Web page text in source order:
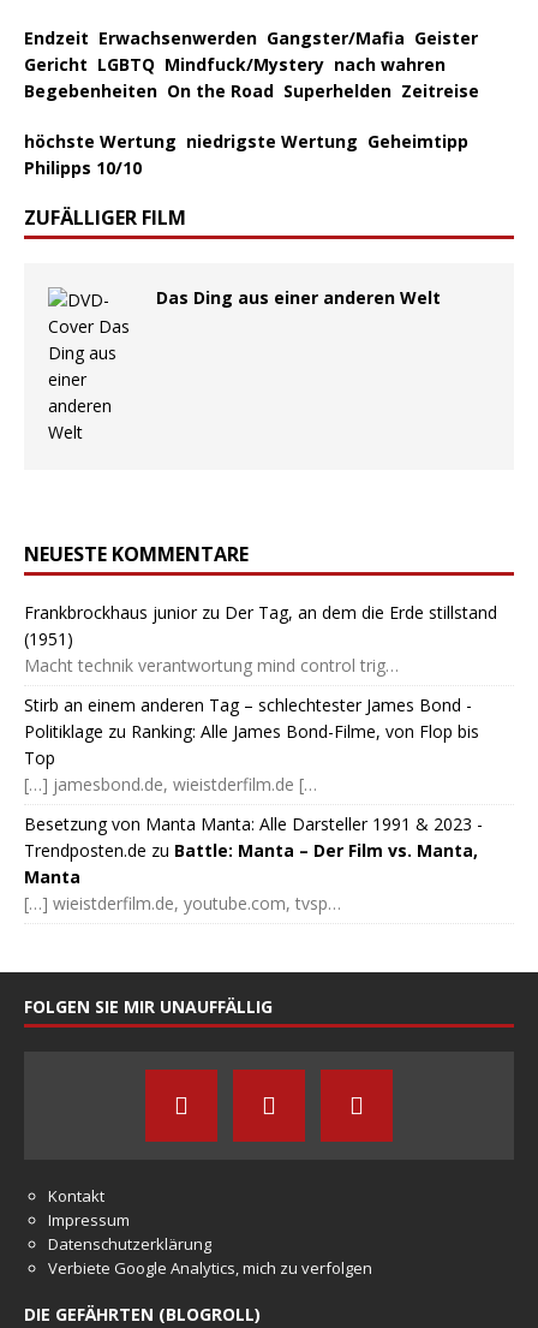
Endzeit Erwachsenwerden Gangster/Mafia Geister
Gericht LGBTQ Mindfuck/Mystery nach wahren
Begebenheiten On the Road Superhelden Zeitreise
höchste Wertung niedrigste Wertung Geheimtipp
Philipps 10/10
ZUFÄLLIGER FILM
Das Ding aus einer anderen Welt
NEUESTE KOMMENTARE
Frankbrockhaus junior zu Der Tag, an dem die Erde stillstand
(1951)
Macht technik verantwortung mind control trig…
Stirb an einem anderen Tag – schlechtester James Bond -
Politiklage zu Ranking: Alle James Bond-Filme, von Flop bis
Top
[…] jamesbond.de, wieistderfilm.de […
Besetzung von Manta Manta: Alle Darsteller 1991 & 2023 -
Trendposten.de zu Battle: Manta – Der Film vs. Manta,
Manta
[…] wieistderfilm.de, youtube.com, tvsp…
FOLGEN SIE MIR UNAUFFÄLLIG
Kontakt
Impressum
Datenschutzerklärung
Verbiete Google Analytics, mich zu verfolgen
DIE GEFÄHRTEN (BLOGROLL)